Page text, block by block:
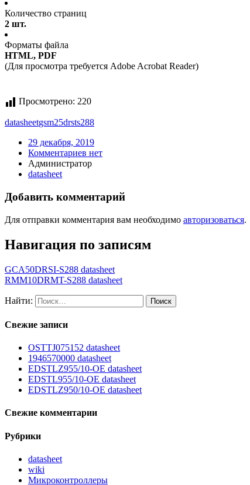
Количество страниц
2 шт.
Форматы файла
HTML, PDF
(Для просмотра требуется Adobe Acrobat Reader)
Просмотрено: 220
datasheetgsm25drsts288
29 декабря, 2019
Комментариев нет
Администратор
datasheet
Добавить комментарий
Для отправки комментария вам необходимо авторизоваться.
Навигация по записям
GCA50DRSI-S288 datasheet
RMM10DRMT-S288 datasheet
Найти:
Свежие записи
OSTTJ075152 datasheet
1946570000 datasheet
EDSTLZ955/10-OE datasheet
EDSTL955/10-OE datasheet
EDSTLZ950/10-OE datasheet
Свежие комментарии
Рубрики
datasheet
wiki
Микроконтроллеры